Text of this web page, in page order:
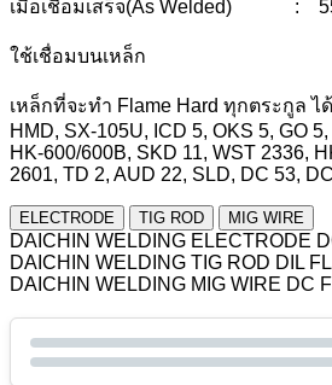
เมื่อเชื่อมเสร็จ(As Welded) : 55
ใช้เชื่อมบนเหล็ก
เหล็กที่จะทำ Flame Hard ทุกตระกูล ไ
HMD, SX-105U, ICD 5, OKS 5, GO
HK-600/600B, SKD 11, WST 2336,
2601, TD 2, AUD 22, SLD, DC 53,
ELECTRODE TIG ROD MIG WIRE
DAICHIN WELDING ELECTRODE
DAICHIN WELDING TIG ROD DIL
DAICHIN WELDING MIG WIRE DC